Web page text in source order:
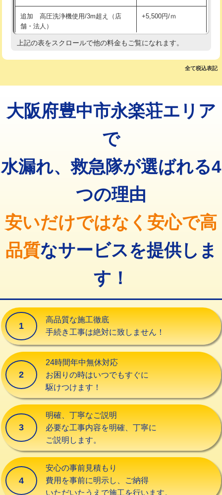
排水管工事（追加 排水管工事/3ｍ超
え）
マス交換（土の掘削・埋め戻し作業） 11,000円~
マス交換（深さ50㎝以上） 66,000円
コンクリート斫り（厚さ10㎝超え）
モルタル補修（厚さ10㎝まで） 27,500円
16,500円
廃棄・処分 現場見積
追加 高圧洗浄機使用/3m超え（店
舗・法人）
+5,500円/ｍ
高度高圧洗浄換 現地調査
トーラー機使用/3mまで 33,000円
追加トーラー機使用/3m超え +3,300円
止水・漏水調査・防水処理・清掃・修
11,000円
止水・漏水調査・防水処理・清掃・修
22,000円
止水・漏水調査・防水処理・清掃・修
理・調整・分解・加工など（重作業）
33,000円
その他部品の脱着 8,800円～
交換・取付(単水栓（壁付・デッキ
式）)
13,200円+材料費
交換・取付(混合水栓（壁付・デッキ
式・ワンホール）)
16,500円+材料費
交換・取付(排水栓・排水トラップ
（P/S/ポップアップ））
交換・取付（その他部品）
持込商品取付（単水栓）
持込商品取付（混合水栓） 16,500円
持込商品取付（浄水器・分岐水栓） 16,500円
給水管工事※（ホール加工)
上記の表をスクロールで他の料金もご覧になれます。
全て税込表記
大阪府豊中市永楽荘エリア
で
水漏れ、救急隊が選ばれる4
つの理由
安いだけではなく安心で高
品質なサービスを提供しま
す！
1
高品質な施工徹底
手続き工事は絶対に致しません！
2
24時間年中無休対応
お困りの時はいつでもすぐに
駆けつけます！
3
明確、丁寧なご説明
必要な工事内容を明確、丁寧に
ご説明します。
4
安心の事前見積もり
費用を事前に明示し、ご納得
いただいたうえで施工を行います。